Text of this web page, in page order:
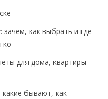
зачем, как выбрать и где
для дома, квартиры
бывают, как